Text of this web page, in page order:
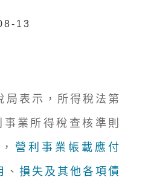
13
表示，所得稅法第
業所得稅查核準則
營利事業帳載應付
、 損失及其他各項債